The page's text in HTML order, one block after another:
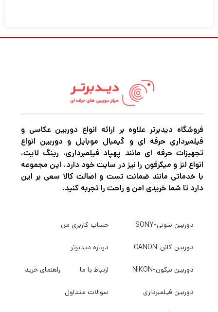
فروشگاه دیدبرتر علاوه بر ارائه انواع دوربین عکاسی و
فیلمبرداری حرفه ای و گیمبال موبایل و دوربین انواع
تجهیزات حرفه ای مانند پهپاد فیلمبرداری، رینگ لایت،
انواع لنز و میکرفون را نیز در سایت خود دارد. این مجموعه
با خدماتی مانند ضمانت تست و اصالت کالا سعی بر این
دارد تا شما خریدی امن و راحت را تجربه کنید.
دوربین سونی-SONY
دوربین کانن-CANON
دوربین نیکون-NIKON
دوربین فیلمبرداری
حساب کاربری من
درباره دیدبرتر
ارتباط با ما راهنمای خرید
سوالات متداول